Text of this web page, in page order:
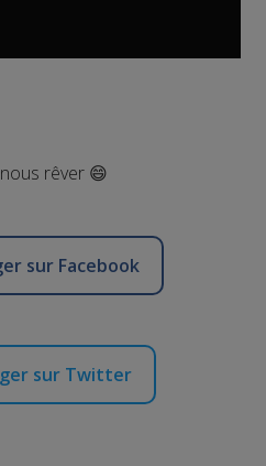
rêver 😄
sur Facebook
sur Twitter